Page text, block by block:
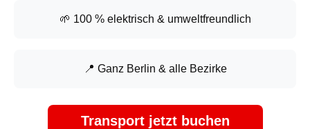
🌱 100 % elektrisch & umweltfreundlich
📍 Ganz Berlin & alle Bezirke
Transport jetzt buchen